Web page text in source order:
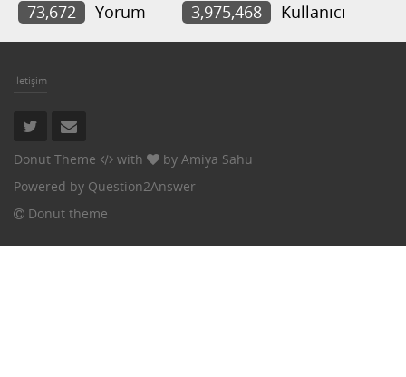
73,672
Yorum 3,975,468 Kullanıcı
İletişim
Donut Theme with by Amiya Sahu
Powered by Question2Answer
Donut theme